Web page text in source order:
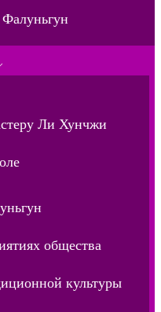
Ли Хунчжи
общества
культуры